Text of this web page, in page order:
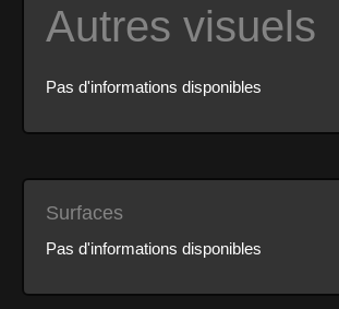
Autres visuels
Pas d'informations disponibles
Surfaces
Pas d'informations disponibles